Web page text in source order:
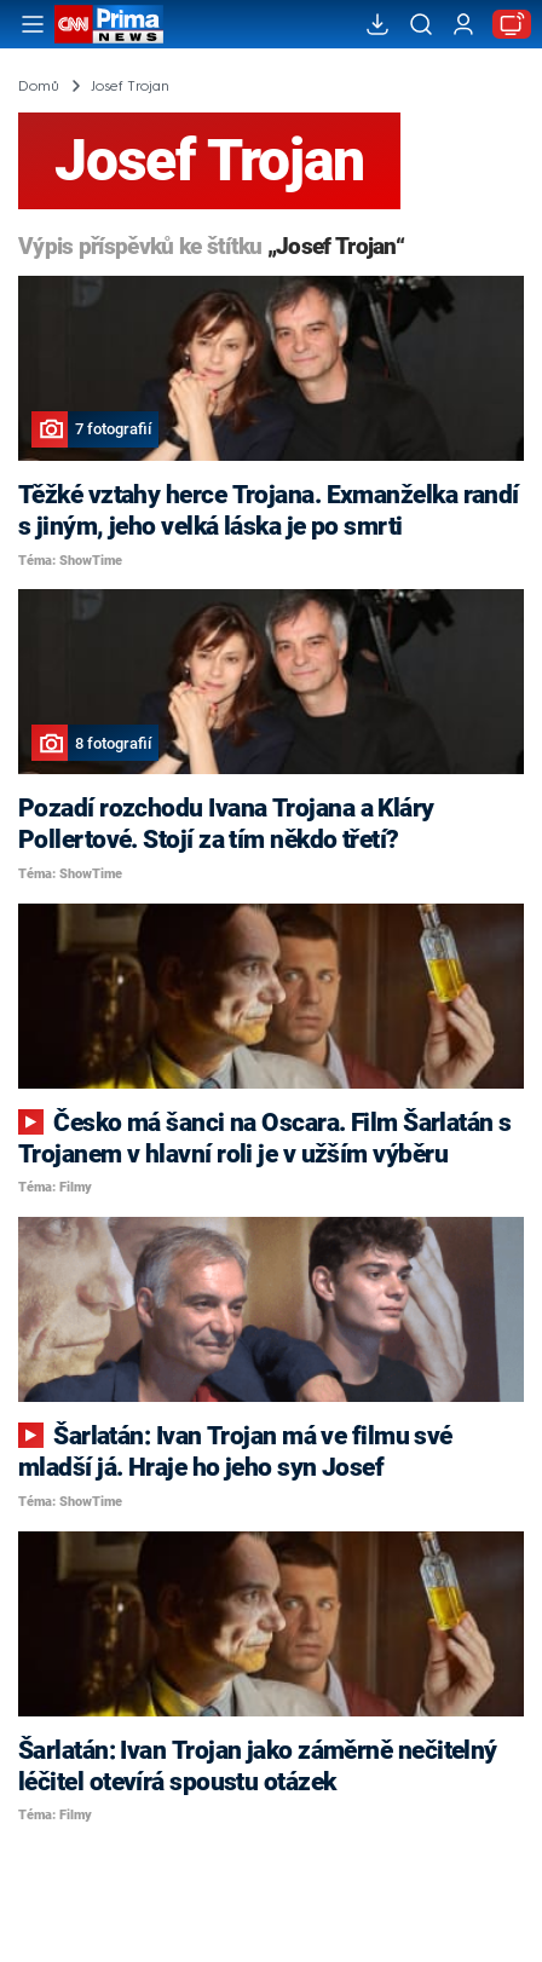
Domů Josef Trojan
Josef Trojan
Výpis příspěvků ke štítku „Josef Trojan“
7 fotografií
Těžké vztahy herce Trojana. Exmanželka randí
s jiným, jeho velká láska je po smrti
Téma: ShowTime
8 fotografií
Pozadí rozchodu Ivana Trojana a Kláry
Pollertové. Stojí za tím někdo třetí?
Téma: ShowTime
Česko má šanci na Oscara. Film Šarlatán s
Trojanem v hlavní roli je v užším výběru
Téma: Filmy
Šarlatán: Ivan Trojan má ve filmu své
mladší já. Hraje ho jeho syn Josef
Téma: ShowTime
Šarlatán: Ivan Trojan jako záměrně nečitelný
léčitel otevírá spoustu otázek
Téma: Filmy